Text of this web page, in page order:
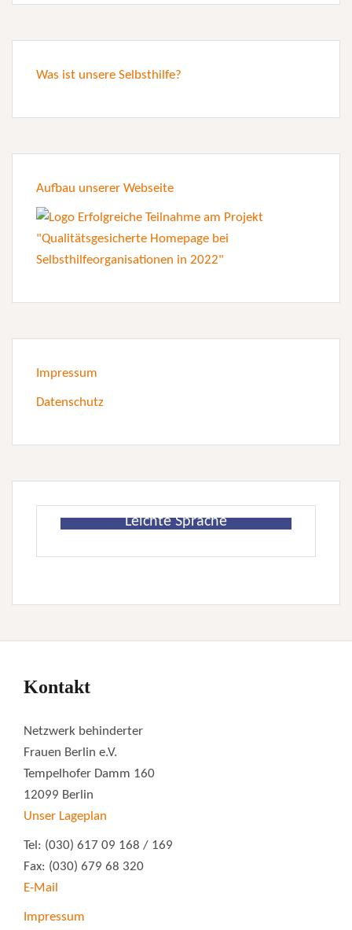
Was ist unsere Selbsthilfe?
Aufbau unserer Webseite
Impressum
Datenschutz
Leichte Sprache
Kontakt
Netzwerk behinderter
Frauen Berlin e.V.
Tempelhofer Damm 160
12099 Berlin
Unser Lageplan
Tel: (030) 617 09 168 / 169
Fax: (030) 679 68 320
E-Mail
Impressum